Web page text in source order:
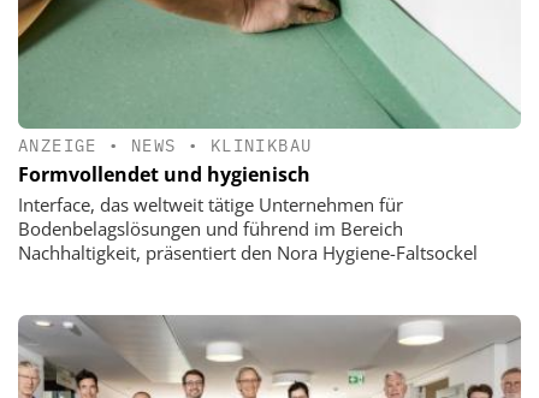
ANZEIGE • NEWS • KLINIKBAU
Formvollendet und hygienisch
Interface, das weltweit tätige Unternehmen für
Bodenbelagslösungen und führend im Bereich
Nachhaltigkeit, präsentiert den Nora Hygiene-Faltsockel